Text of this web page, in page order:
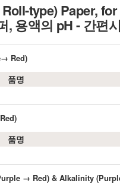
type) Paper,
, 용액의 pH - 간편
Red)
품명
품명
→ Red) & Alkalinity